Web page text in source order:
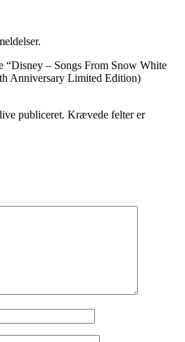
“Disney – Songs From Snow White
Anniversary Limited Edition)
publiceret. Krævede felter er